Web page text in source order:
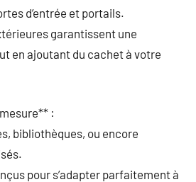
d’entrée et portails.
garantissent une
en ajoutant du cachet à votre
:
bibliothèques, ou encore
pour s’adapter parfaitement à